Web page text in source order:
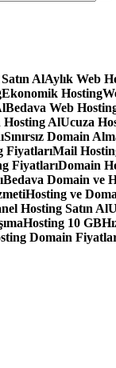
AlAylık Web
Ekonomik Hosting
Bedava Web
Hosting AlUcuza
Sınırsız Domain
FiyatlarıMail
FiyatlarıDomain
Bedava Domain ve
Hosting ve
Hosting Satın Al
Hosting 10 GB
Domain